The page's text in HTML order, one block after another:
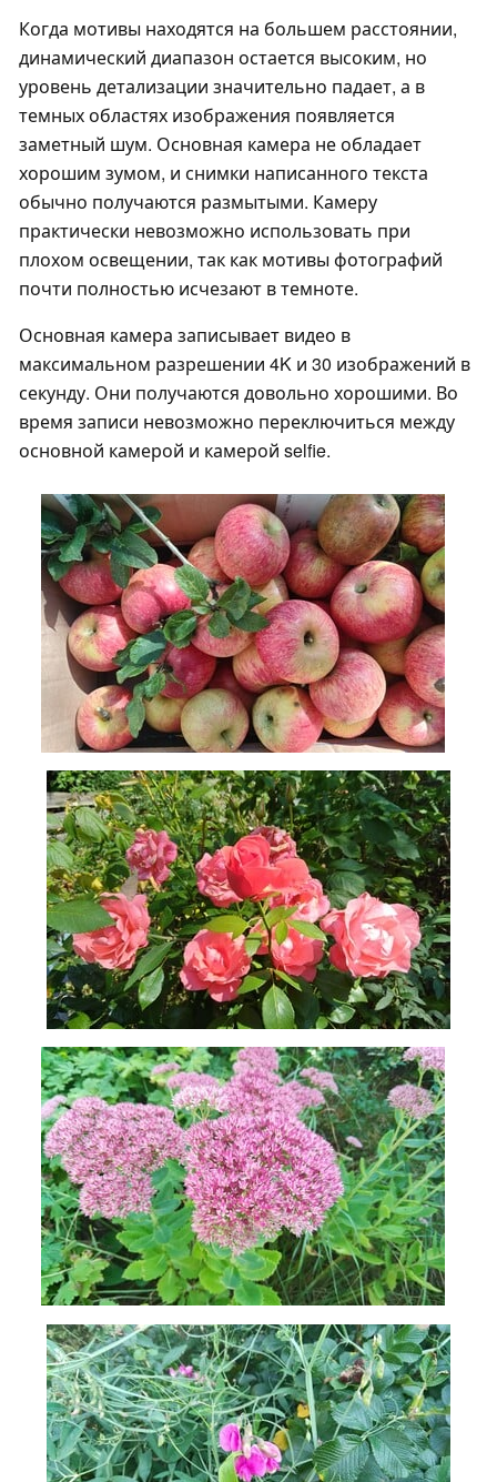
Когда мотивы находятся на большем расстоянии,
динамический диапазон остается высоким, но
уровень детализации значительно падает, а в
темных областях изображения появляется
заметный шум. Основная камера не обладает
хорошим зумом, и снимки написанного текста
обычно получаются размытыми. Камеру
практически невозможно использовать при
плохом освещении, так как мотивы фотографий
почти полностью исчезают в темноте.
Основная камера записывает видео в
максимальном разрешении 4K и 30 изображений в
секунду. Они получаются довольно хорошими. Во
время записи невозможно переключиться между
основной камерой и камерой selfie.